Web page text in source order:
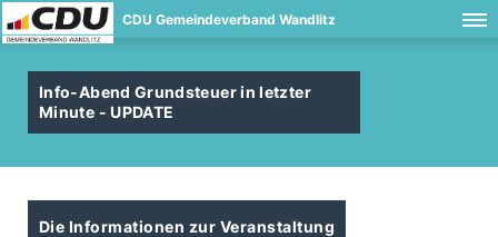
CDU Gemeindeverband Wandlitz
Info-Abend Grundsteuer in letzter
Minute - UPDATE
Die Informationen zur Veranstaltung